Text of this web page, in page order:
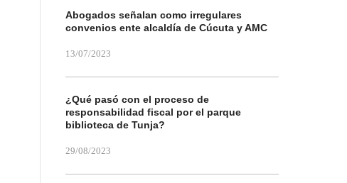
Abogados señalan como irregulares
convenios ente alcaldía de Cúcuta y AMC
13/07/2023
¿Qué pasó con el proceso de
responsabilidad fiscal por el parque
biblioteca de Tunja?
29/08/2023